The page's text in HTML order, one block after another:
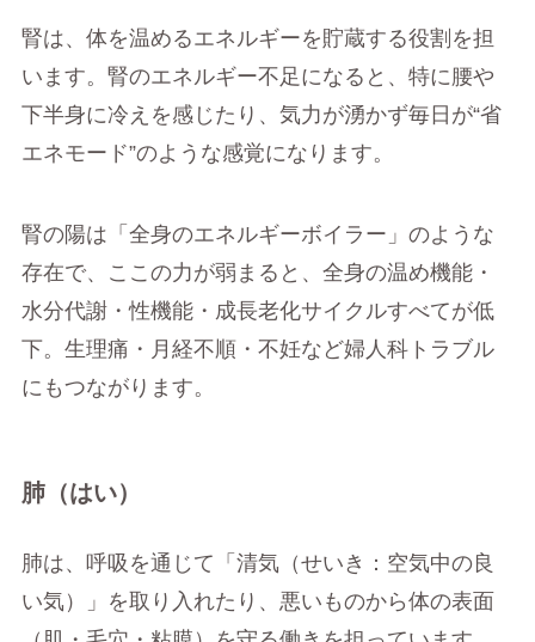
腎は、体を温めるエネルギーを貯蔵する役割を担
います。腎のエネルギー不足になると、特に腰や
下半身に冷えを感じたり、気力が湧かず毎日が“省
エネモード”のような感覚になります。
腎の陽は「全身のエネルギーボイラー」のような
存在で、ここの力が弱まると、全身の温め機能・
水分代謝・性機能・成長老化サイクルすべてが低
下。生理痛・月経不順・不妊など婦人科トラブル
にもつながります。
肺（はい）
肺は、呼吸を通じて「清気（せいき：空気中の良
い気）」を取り入れたり、悪いものから体の表面